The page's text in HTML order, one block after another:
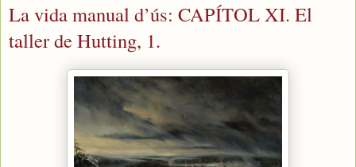
La vida manual d’ús: CAPÍTOL XI. El
taller de Hutting, 1.